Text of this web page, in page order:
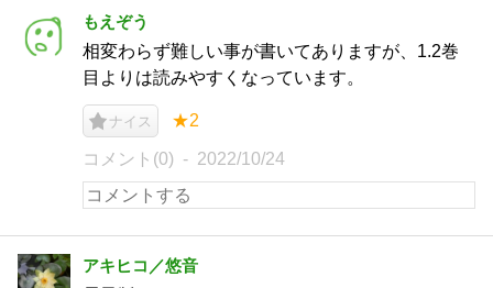
もえぞう
相変わらず難しい事が書いてありますが、1.2巻
目よりは読みやすくなっています。
ナイス ★2
コメント(0) 2022/10/24
アキヒコ／悠音